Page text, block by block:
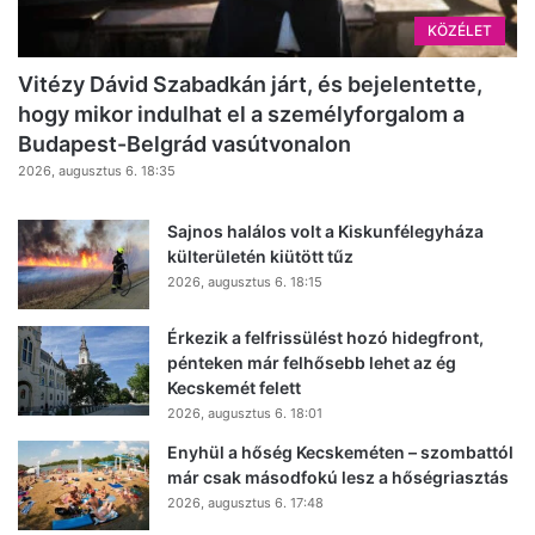
KÖZÉLET
Vitézy Dávid Szabadkán járt, és bejelentette,
hogy mikor indulhat el a személyforgalom a
Budapest-Belgrád vasútvonalon
2026, augusztus 6. 18:35
Sajnos halálos volt a Kiskunfélegyháza
külterületén kiütött tűz
2026, augusztus 6. 18:15
Érkezik a felfrissülést hozó hidegfront,
pénteken már felhősebb lehet az ég
Kecskemét felett
2026, augusztus 6. 18:01
Enyhül a hőség Kecskeméten – szombattól
már csak másodfokú lesz a hőségriasztás
2026, augusztus 6. 17:48